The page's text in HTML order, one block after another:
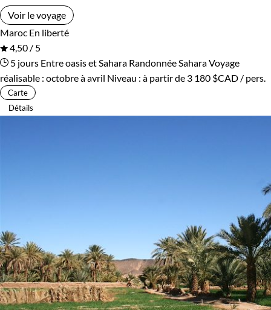
Voir le voyage
Maroc En liberté
4,50 / 5
5 jours Entre oasis et Sahara Randonnée SaharaVoyage
réalisable : octobre à avril Niveau : à partir de 3 180 $CAD / pers.
Carte
Détails